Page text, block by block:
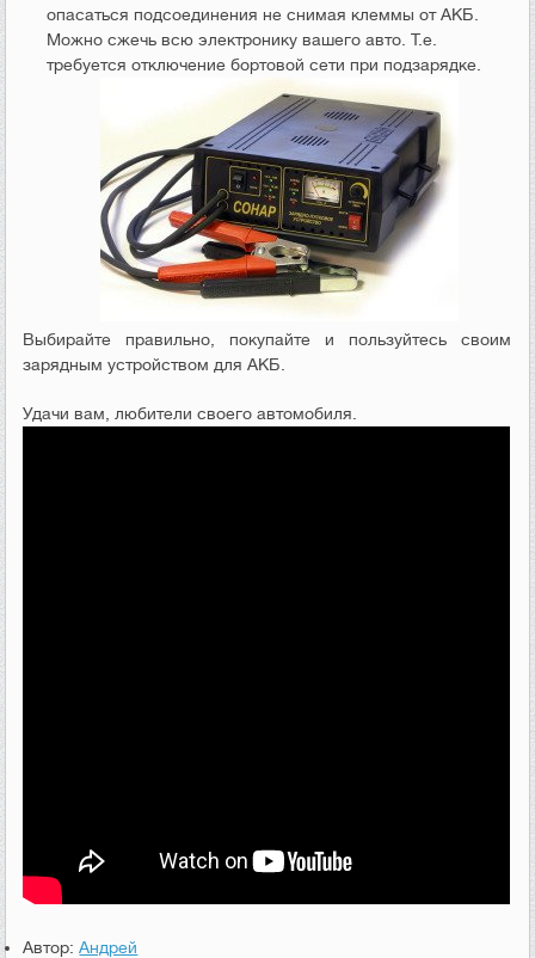
опасаться подсоединения не снимая клеммы от АКБ.
Можно сжечь всю электронику вашего авто. Т.е.
требуется отключение бортовой сети при подзарядке.
Выбирайте правильно, покупайте и пользуйтесь своим
зарядным устройством для АКБ.
Удачи вам, любители своего автомобиля.
Автор:Андрей